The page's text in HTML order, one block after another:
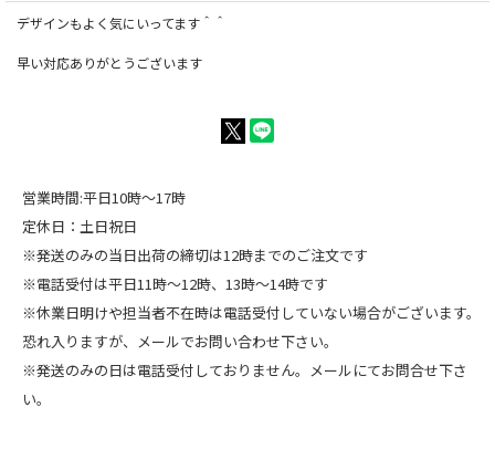
デザインもよく気にいってます＾＾
早い対応ありがとうございます
営業時間:平日10時～17時
定休日：土日祝日
※発送のみの当日出荷の締切は12時までのご注文です
※電話受付は平日11時～12時、13時～14時です
※休業日明けや担当者不在時は電話受付していない場合がございます。
恐れ入りますが、メールでお問い合わせ下さい。
※発送のみの日は電話受付しておりません。メールにてお問合せ下さ
い。